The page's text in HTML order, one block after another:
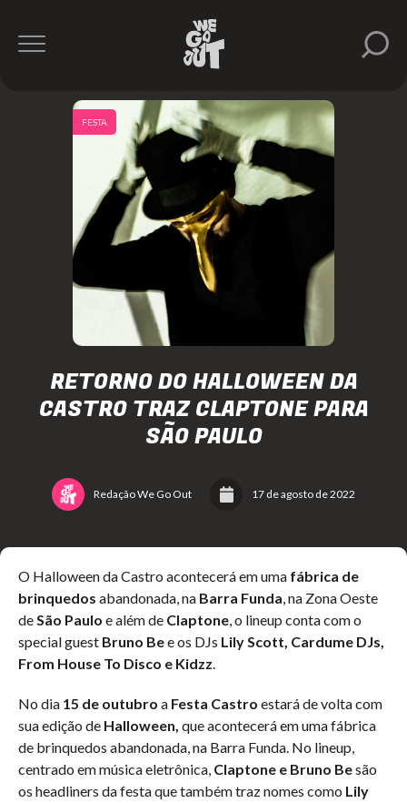
RETORNO DO HALLOWEEN DA
CASTRO TRAZ CLAPTONE PARA
SÃO PAULO
Redação We Go Out 17 de agosto de 2022
FESTA
O Halloween da Castro acontecerá em uma fábrica de
brinquedos abandonada, na Barra Funda, na Zona Oeste
deSão Paulo e além de Claptone, o lineup conta com o
special guest Bruno Bee os DJs Lily Scott, Cardume DJs,
From House To Disco e Kidzz.
No dia 15 de outubro a Festa Castro estará de volta com
sua edição de Halloween, que acontecerá em uma fábrica
de brinquedos abandonada, na Barra Funda. No lineup,
centrado em música eletrônica, Claptone e Bruno Besão
os headliners da festa que também traz nomes como Lily